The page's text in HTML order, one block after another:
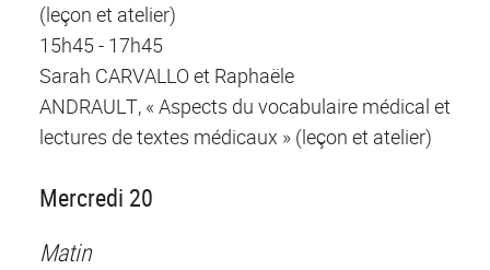
(leçon et atelier)
15h45 - 17h45
Sarah CARVALLO et Raphaële
ANDRAULT, « Aspects du vocabulaire médical et
lectures de textes médicaux » (leçon et atelier)
Mercredi 20
Matin